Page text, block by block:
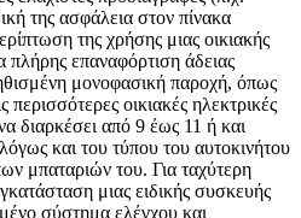
της ασφάλεια στον πίνακα
της χρήσης μιας οικιακής
πλήρης επαναφόρτιση άδειας
μονοφασική παροχή, όπως
περισσότερες οικιακές ηλεκτρικές
διαρκέσει από 9 έως 11 ή και
και του τύπου του αυτοκινήτου
μπαταριών του. Για ταχύτερη
μιας ειδικής συσκευής
σύστημα ελέγχου και